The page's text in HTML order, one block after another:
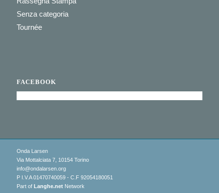
Senza categoria
Tournée
FACEBOOK
Onda Larsen
Via Mottalciata 7, 10154 Torino
info@ondalarsen.org
P I.V.A 01470740059 - C.F 92054180051
Part of Langhe.netNetwork